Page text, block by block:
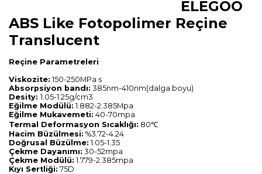
ELEGOO
ABS Like Fotopolimer Reçine
Translucent
Reçine Parametreleri
Viskozite: 150-250MPa·s
Absorpsiyon bandı: 385nm-410nm(dalga boyu)
Desity: 1.05-1.25g/cm3
Eğilme Modülü: 1.882-2.385Mpa
Eğilme Mukavemeti: 40-70mpa
Termal Deformasyon Sıcaklığı: 80℃
Hacim Büzülmesi: %3.72-4.24
Doğrusal Büzülme: 1.05-1.35
Çekme Dayanımı: 30-52mpa
Çekme Modülü: 1.779-2.385mpa
Kıyı Sertliği: 75D